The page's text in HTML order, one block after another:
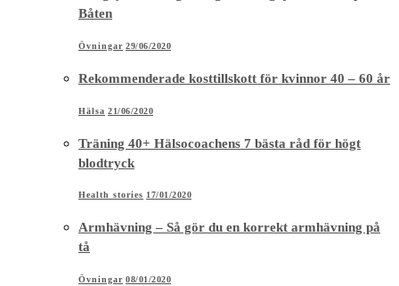
Båten
Övningar 29/06/2020
Rekommenderade kosttillskott för kvinnor 40 – 60 år
Hälsa 21/06/2020
Träning 40+ Hälsocoachens 7 bästa råd för högt
blodtryck
Health stories 17/01/2020
Armhävning – Så gör du en korrekt armhävning på
tå
Övningar 08/01/2020